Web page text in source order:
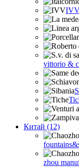
vittorio &
Китай (12)
zhou